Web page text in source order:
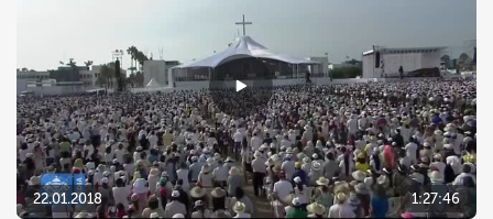
22.01.2018 1:27:46